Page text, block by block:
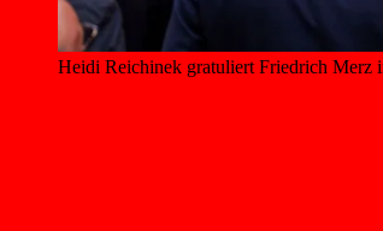
Heidi Reichinek gratuliert Friedrich Merz